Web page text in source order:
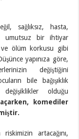
sağlıksız, hasta,
umutsuz bir ihtiyar
ve ölüm korkusu gibi
yapınıza göre,
değiştiğini
bile bağışıklık
olduğu
komediler
riskimizin artacağını,